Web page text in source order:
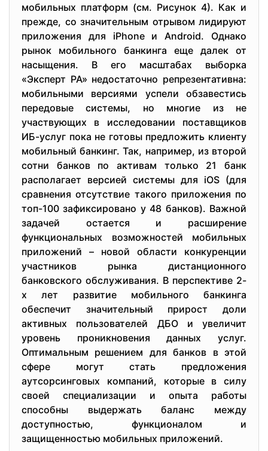
мобильных платформ (см. Рисунок 4). Как и
прежде, со значительным отрывом лидируют
приложения для iPhone и Android. Однако
рынок мобильного банкинга еще далек от
насыщения. В его масштабах выборка
«Эксперт РА» недостаточно репрезентативна:
мобильными версиями успели обзавестись
передовые системы, но многие из не
участвующих в исследовании поставщиков
ИБ-услуг пока не готовы предложить клиенту
мобильный банкинг. Так, например, из второй
сотни банков по активам только 21 банк
располагает версией системы для iOS (для
сравнения отсутствие такого приложения по
топ-100 зафиксировано у 48 банков). Важной
задачей остается и расширение
функциональных возможностей мобильных
приложений – новой области конкуренции
участников рынка дистанционного
банковского обслуживания. В перспективе 2-
х лет развитие мобильного банкинга
обеспечит значительный прирост доли
активных пользователей ДБО и увеличит
уровень проникновения данных услуг.
Оптимальным решением для банков в этой
сфере могут стать предложения
аутсорсинговых компаний, которые в силу
своей специализации и опыта работы
способны выдержать баланс между
доступностью, функционалом и
защищенностью мобильных приложений.